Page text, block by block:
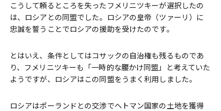
こうして頼るところを失ったフメリニツキーが選択したの
は、ロシアとの同盟でした。ロシアの皇帝（ツァーリ）に
忠誠を誓うことでロシアの援助を受けたのです。
とはいえ、条件としてはコサックの自治権も残るものであ
り、フメリニツキーも「一時的な腰かけ同盟」と考えていた
ようですが、ロシアはこの同盟をうまく利用しました。
ロシアはポーランドとの交渉でヘトマン国家の土地を獲得